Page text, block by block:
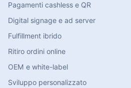
Pagamenti cashless e QR
Digital signage e ad server
Fulfillment ibrido
Ritiro ordini online
OEM e white-label
Sviluppo personalizzato